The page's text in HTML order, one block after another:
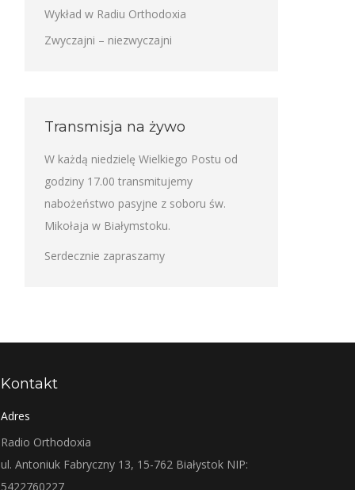
Wykład w Radiu Orthodoxia
Zwyczajni – niezwyczajni
Transmisja na żywo
W każdą niedzielę Wielkiego Postu od
godziny 17.00 transmitujemy
nabożeństwo pasyjne z soboru św.
Mikołaja w Białymstoku.
Serdecznie zapraszamy
Kontakt
Adres
Radio Orthodoxia
ul. Antoniuk Fabryczny 13, 15-762 Białystok NIP:
5422760227